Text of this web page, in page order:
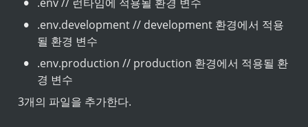
• .env.development // development 환경에서 적용
될 환경 변수
• .env.production // production 환경에서 적용될 환
경 변수
3개의 파일을 추가한다.